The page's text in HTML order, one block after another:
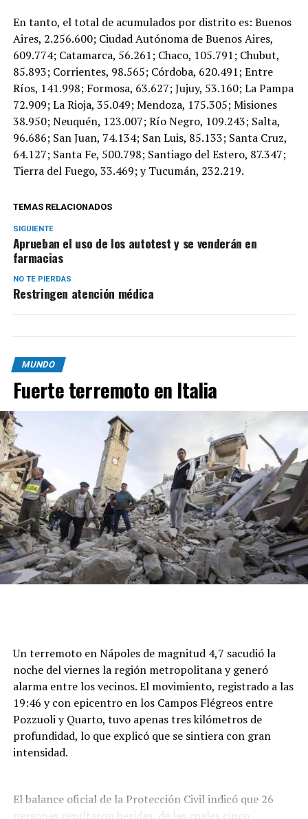
En tanto, el total de acumulados por distrito es: Buenos
Aires, 2.256.600; Ciudad Autónoma de Buenos Aires,
609.774; Catamarca, 56.261; Chaco, 105.791; Chubut,
85.893; Corrientes, 98.565; Córdoba, 620.491; Entre
Ríos, 141.998; Formosa, 63.627; Jujuy, 53.160; La Pampa
72.909; La Rioja, 35.049; Mendoza, 175.305; Misiones
38.950; Neuquén, 123.007; Río Negro, 109.243; Salta,
96.686; San Juan, 74.134; San Luis, 85.133; Santa Cruz,
64.127; Santa Fe, 500.798; Santiago del Estero, 87.347;
Tierra del Fuego, 33.469; y Tucumán, 232.219.
TEMAS RELACIONADOS
SIGUIENTE
Aprueban el uso de los autotest y se venderán en
farmacias
NO TE PIERDAS
Restringen atención médica
MUNDO
Fuerte terremoto en Italia
Un terremoto en Nápoles de magnitud 4,7 sacudió la
noche del viernes la región metropolitana y generó
alarma entre los vecinos. El movimiento, registrado a las
19:46 y con epicentro en los Campos Flégreos entre
Pozzuoli y Quarto, tuvo apenas tres kilómetros de
profundidad, lo que explicó que se sintiera con gran
intensidad.
El balance oficial de la Protección Civil indicó que 26
personas resultaron heridas, de las cuales cinco